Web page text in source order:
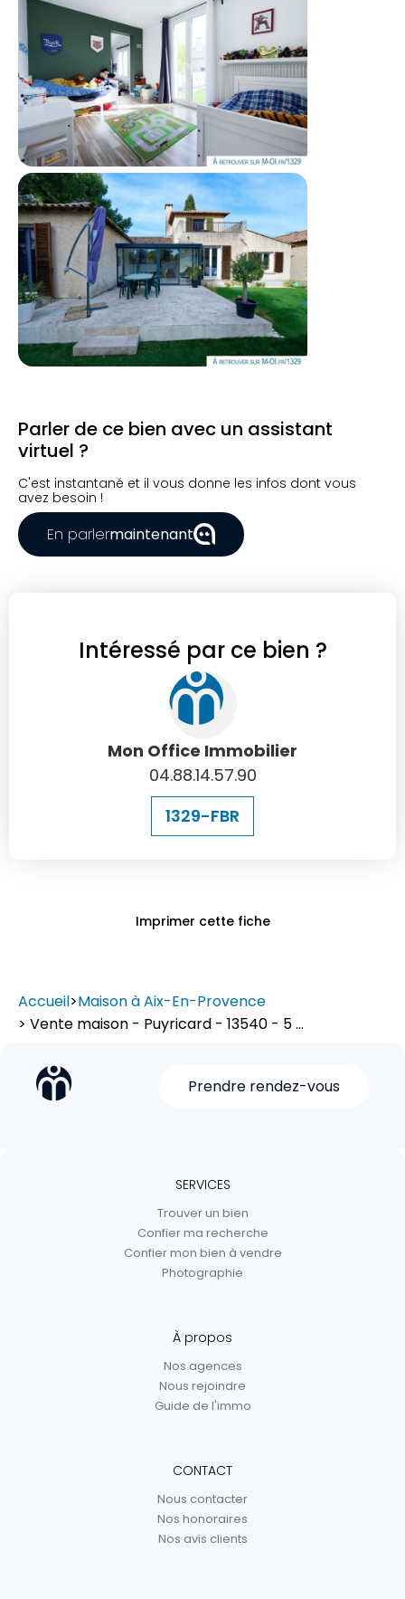
Parler de ce bien avec un assistant
virtuel ?
C'est instantané et il vous donne les infos dont vous
avez besoin !
En parlermaintenant
Intéressé par ce bien ?
Mon Office Immobilier
04.88.14.57.90
1329-FBR
Imprimer cette fiche
Accueil>Maison à Aix-En-Provence
> Vente maison - Puyricard - 13540 - 5 ...
Prendre rendez-vous
SERVICES
Trouver un bien
Confier ma recherche
Confier mon bien à vendre
Photographie
À propos
Nos agences
Nous rejoindre
Guide de l'immo
CONTACT
Nous contacter
Nos honoraires
Nos avis clients